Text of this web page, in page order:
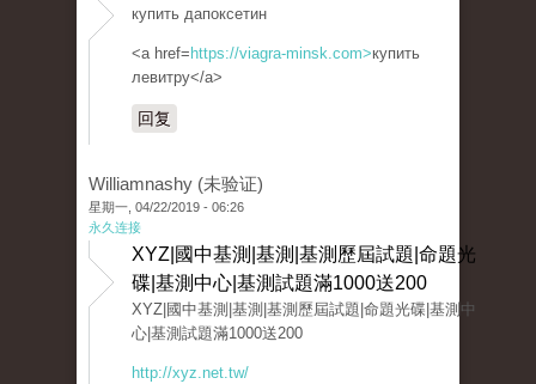
купить дапоксетин
<a href= https://viagra-minsk.com>купить
левитру</a>
回复
Williamnashy (未验证)
星期一, 04/22/2019 - 06:26
永久连接
XYZ|國中基測|基測|基測歷屆試題|命題光
碟|基測中心|基測試題滿1000送200
XYZ|國中基測|基測|基測歷屆試題|命題光碟|基測中
心|基測試題滿1000送200
http://xyz.net.tw/